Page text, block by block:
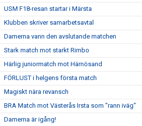
USM F18-resan startar i Märsta
Klubben skriver samarbetsavtal
Damerna vann den avslutande matchen
Stark match mot starkt Rimbo
Härlig juniormatch mot Härnösand
FÖRLUST i helgens första match
Magiskt nära revansch
BRA Match mot Västerås Irsta som "rann iväg"
Damerna är igång!